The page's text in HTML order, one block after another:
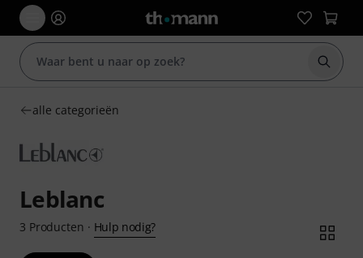
Zoek
alle categorieën
Leblanc
3 Producten · Hulp nodig?